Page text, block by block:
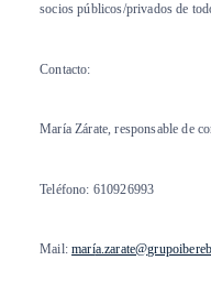
socios públicos/privados de
Contacto:
María Zárate, responsable de
Teléfono: 610926993
Mail:marí